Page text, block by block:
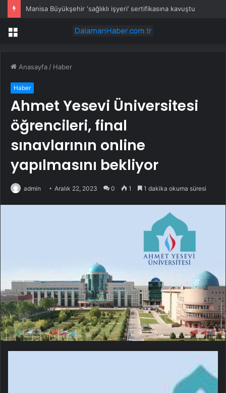
Manisa Büyükşehir ‘sağlıklı işyeri’ sertifikasına kavuştu
Menü
Anasayfa / Haber
Haber
Ahmet Yesevi Üniversitesi
öğrencileri, final
sınavlarının online
yapılmasını bekliyor
admin Aralık 22, 2023 0 1 1 dakika okuma süresi